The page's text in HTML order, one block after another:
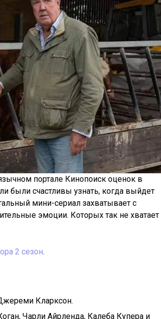
портале Кинопоиск оценок в
были счастливы узнать, когда выйдет
мини-сериал захватывает с
эмоции. Которых так не хватает
2 сезон.
Кларксон.
Чарли Айрленда, Калеба Купера и